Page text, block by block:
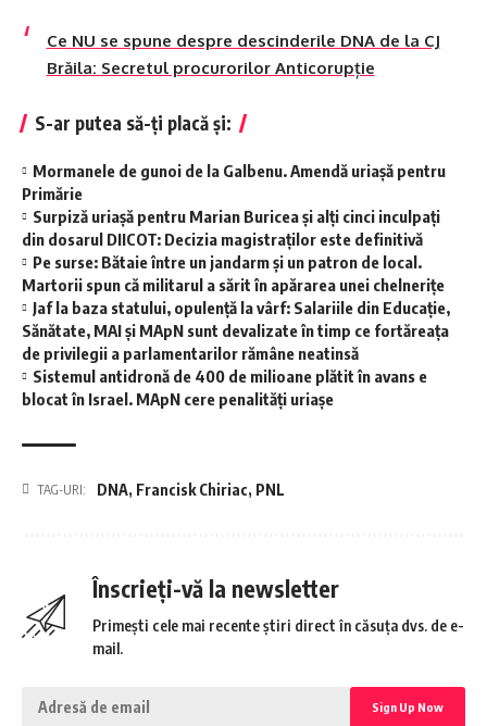
Ce NU se spune despre descinderile DNA de la CJ
Brăila: Secretul procurorilor Anticorupție
S-ar putea să-ți placă și:
Mormanele de gunoi de la Galbenu. Amendă uriașă pentru
Primărie
Surpiză uriașă pentru Marian Buricea și alți cinci inculpați
din dosarul DIICOT: Decizia magistraților este definitivă
Pe surse: Bătaie între un jandarm și un patron de local.
Martorii spun că militarul a sărit în apărarea unei chelnerițe
Jaf la baza statului, opulență la vârf: Salariile din Educație,
Sănătate, MAI și MApN sunt devalizate în timp ce fortăreața
de privilegii a parlamentarilor rămâne neatinsă
Sistemul antidronă de 400 de milioane plătit în avans e
blocat în Israel. MApN cere penalități uriașe
TAG-URI: DNA, Francisk Chiriac, PNL
Înscrieți-vă la newsletter
Primești cele mai recente știri direct în căsuța dvs. de e-
mail.